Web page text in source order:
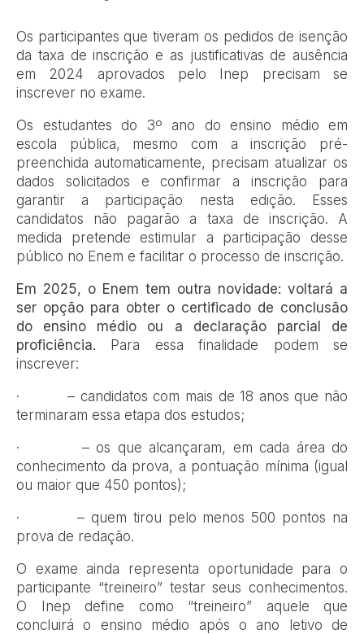
Os participantes que tiveram os pedidos de isenção
da taxa de inscrição e as justificativas de ausência
em 2024 aprovados pelo Inep precisam se
inscrever no exame.
Os estudantes do 3º ano do ensino médio em
escola pública, mesmo com a inscrição pré-
preenchida automaticamente, precisam atualizar os
dados solicitados e confirmar a inscrição para
garantir a participação nesta edição. Esses
candidatos não pagarão a taxa de inscrição. A
medida pretende estimular a participação desse
público no Enem e facilitar o processo de inscrição.
Em 2025, o Enem tem outra novidade: voltará a
ser opção para obter o certificado de conclusão
do ensino médio ou a declaração parcial de
proficiência. Para essa finalidade podem se
inscrever:
· – candidatos com mais de 18 anos que não
terminaram essa etapa dos estudos;
· – os que alcançaram, em cada área do
conhecimento da prova, a pontuação mínima (igual
ou maior que 450 pontos);
· – quem tirou pelo menos 500 pontos na
prova de redação.
O exame ainda representa oportunidade para o
participante “treineiro” testar seus conhecimentos.
O Inep define como “treineiro” aquele que
concluirá o ensino médio após o ano letivo de